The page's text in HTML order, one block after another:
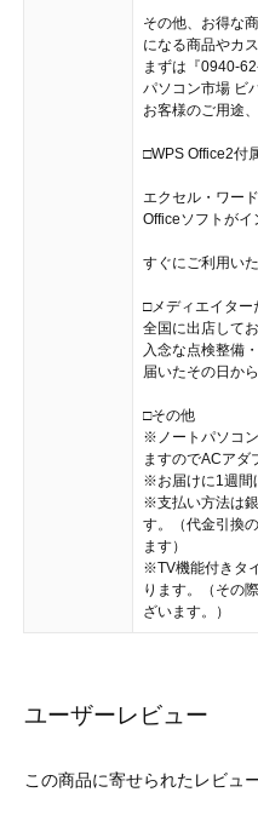
その他、お得な
になる商品やカ
まずは『0940-
パソコン市場 ビ
お客様のご用途
□WPS Office2付
エクセル・ワー
Officeソフトがイ
すぐにご利用い
□メディエイター
全国に出店して
入念な点検整備
届いたその日か
□その他
※ノートパソコ
ますのでACアダ
※お届けに1週間
※支払い方法は
す。（代金引換
ます）
※TV機能付きタ
ります。（その
ざいます。）
ユーザーレビュー
この商品に寄せられたレビュ